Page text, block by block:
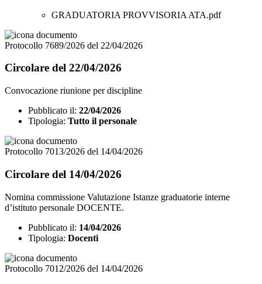
GRADUATORIA PROVVISORIA ATA.pdf
Protocollo 7689/2026 del 22/04/2026
Circolare del 22/04/2026
Convocazione riunione per discipline
Pubblicato il: 22/04/2026
Tipologia: Tutto il personale
Protocollo 7013/2026 del 14/04/2026
Circolare del 14/04/2026
Nomina commissione Valutazione Istanze graduatorie interne
d’istituto personale DOCENTE.
Pubblicato il: 14/04/2026
Tipologia: Docenti
Protocollo 7012/2026 del 14/04/2026